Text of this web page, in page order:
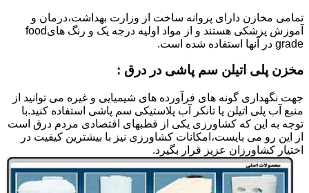
تمامی مخازن دارای پروانه ساخت از وزارت بهداشت،درمان و
آموزش پزشکی هستند و از مواد اولیه درجه یک و رنگ هایfood
grade در آنها استفاده شده است.
مخزن پلی اتیلن سم پاشی در درق :
جهت نگهداری گونه های فرآورده های شیمیایی و غیره می توانید از
منبع آب پلی اتیلن یا تانکر آب پلاستیکی سم پاشی استفاده کنید.با
توجه به این که کشاورزی یکی از قطبهای اقتصادی مردم درق است
از این رو می بایست،امکانات کشاورزی نیز با بیشترین کیفیت در
اختیار کشاورزان عزیز قرار بگیرد.